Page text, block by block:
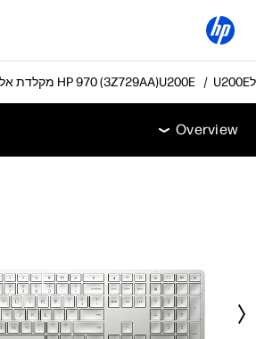
מקלדת אלחוטית ניתנת לתכנות HP 970 (3Z729AA)
Overview מאפיינים מפרט טכני
Overview
אביזרים
תמיכה